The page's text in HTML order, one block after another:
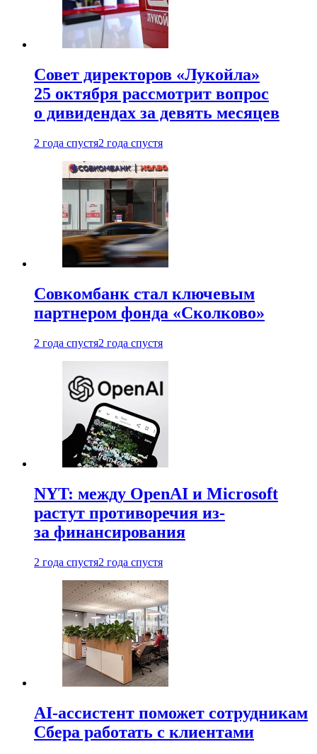
Совет директоров «Лукойла»
25 октября рассмотрит вопрос
о дивидендах за девять месяцев
2 года спустя2 года спустя
Совкомбанк стал ключевым
партнером фонда «Сколково»
2 года спустя2 года спустя
NYT: между OpenAI и Microsoft
растут противоречия из-
за финансирования
2 года спустя2 года спустя
AI-ассистент поможет сотрудникам
Сбера работать с клиентами